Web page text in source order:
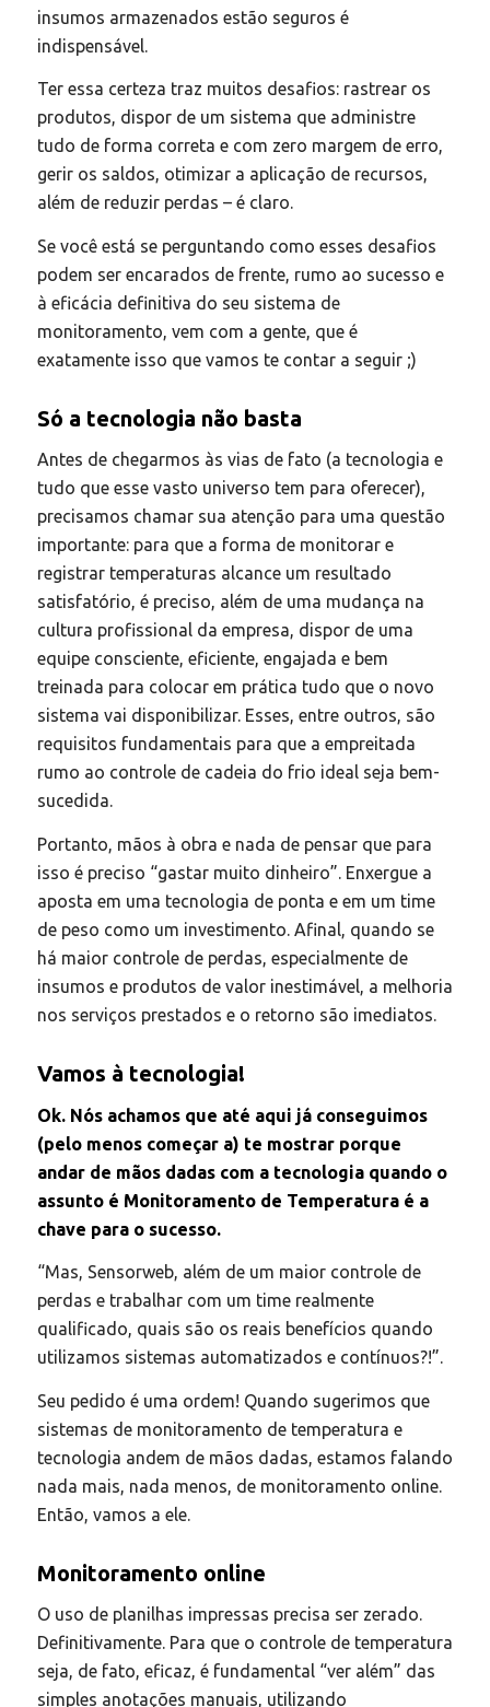
insumos armazenados estão seguros é
indispensável.
Ter essa certeza traz muitos desafios: rastrear os
produtos, dispor de um sistema que administre
tudo de forma correta e com zero margem de erro,
gerir os saldos, otimizar a aplicação de recursos,
além de reduzir perdas – é claro.
Se você está se perguntando como esses desafios
podem ser encarados de frente, rumo ao sucesso e
à eficácia definitiva do seu sistema de
monitoramento, vem com a gente, que é
exatamente isso que vamos te contar a seguir ;)
Só a tecnologia não basta
Antes de chegarmos às vias de fato (a tecnologia e
tudo que esse vasto universo tem para oferecer),
precisamos chamar sua atenção para uma questão
importante: para que a forma de monitorar e
registrar temperaturas alcance um resultado
satisfatório, é preciso, além de uma mudança na
cultura profissional da empresa, dispor de uma
equipe consciente, eficiente, engajada e bem
treinada para colocar em prática tudo que o novo
sistema vai disponibilizar. Esses, entre outros, são
requisitos fundamentais para que a empreitada
rumo ao controle de cadeia do frio ideal seja bem-
sucedida.
Portanto, mãos à obra e nada de pensar que para
isso é preciso “gastar muito dinheiro”. Enxergue a
aposta em uma tecnologia de ponta e em um time
de peso como um investimento. Afinal, quando se
há maior controle de perdas, especialmente de
insumos e produtos de valor inestimável, a melhoria
nos serviços prestados e o retorno são imediatos.
Vamos à tecnologia!
Ok. Nós achamos que até aqui já conseguimos
(pelo menos começar a) te mostrar porque
andar de mãos dadas com a tecnologia quando o
assunto é Monitoramento de Temperatura é a
chave para o sucesso.
“Mas, Sensorweb, além de um maior controle de
perdas e trabalhar com um time realmente
qualificado, quais são os reais benefícios quando
utilizamos sistemas automatizados e contínuos?!”.
Seu pedido é uma ordem! Quando sugerimos que
sistemas de monitoramento de temperatura e
tecnologia andem de mãos dadas, estamos falando
nada mais, nada menos, de monitoramento online.
Então, vamos a ele.
Monitoramento online
O uso de planilhas impressas precisa ser zerado.
Definitivamente. Para que o controle de temperatura
seja, de fato, eficaz, é fundamental “ver além” das
simples anotações manuais, utilizando